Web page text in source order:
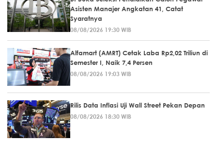
Asisten Manajer Angkatan 41, Catat
Syaratnya
08/08/2026 19:30 WIB
Alfamart (AMRT) Cetak Laba Rp2,02 Triliun di
Semester I, Naik 7,4 Persen
08/08/2026 19:03 WIB
Rilis Data Inflasi Uji Wall Street Pekan Depan
08/08/2026 18:30 WIB